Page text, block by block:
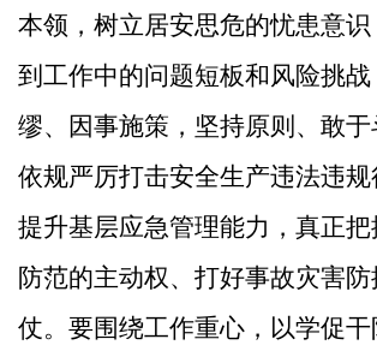
本领， 树立居安思危的忧患意
到工作中的问题短板和风险挑战
缪、因事施策，坚持原则、敢
依规严厉打击安全生产违法违
提升基层应急管理能力，真正
防范的主动权、打好事故灾害
仗。 要围绕工作重心，以学促